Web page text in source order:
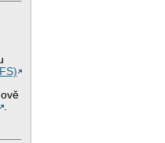
.